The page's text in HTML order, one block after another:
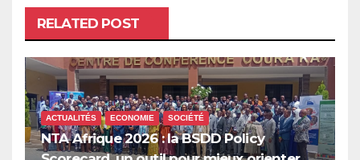
RELATED POST
ACTUALITÉS ECONOMIE SOCIÉTÉ
NTA Afrique 2026 : la BSDD Policy